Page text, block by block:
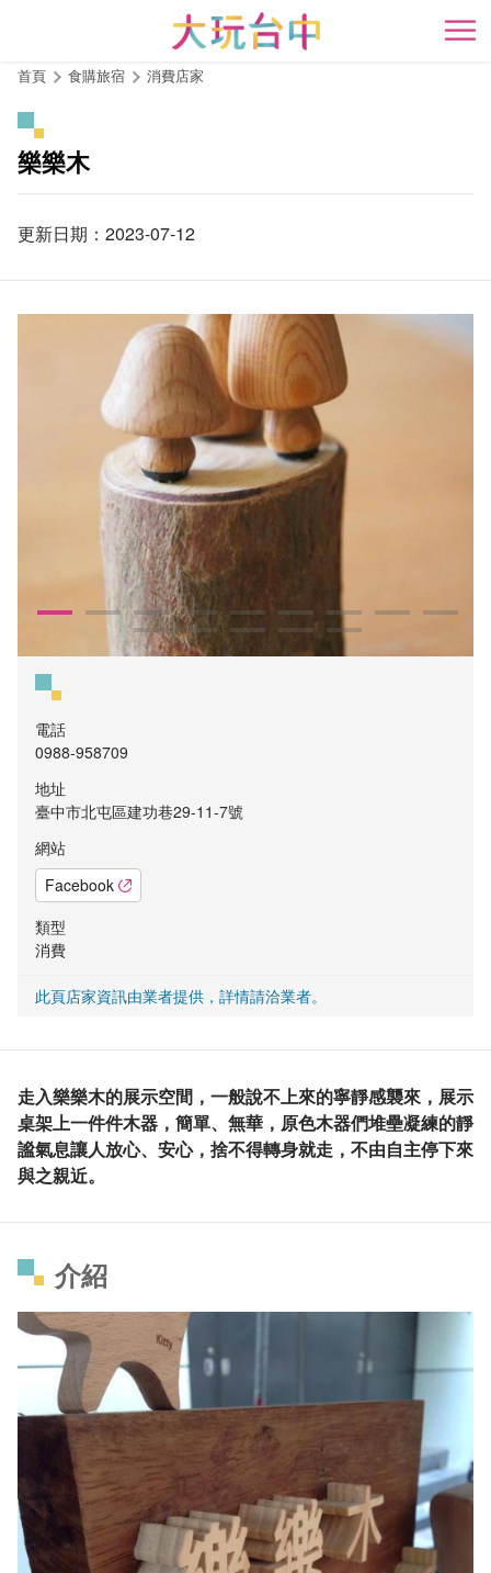
開
首頁 食購旅宿 消費店家
樂樂木
更新日期：2023-07-12
電話
0988-958709
地址
臺中市北屯區建功巷29-11-7號
網站
Facebook
類型
消費
此頁店家資訊由業者提供，詳情請洽業者。
走入樂樂木的展示空間，一般說不上來的寧靜感襲來，展示
桌架上一件件木器，簡單、無華，原色木器們堆壘凝練的靜
謐氣息讓人放心、安心，捨不得轉身就走，不由自主停下來
與之親近。
介紹